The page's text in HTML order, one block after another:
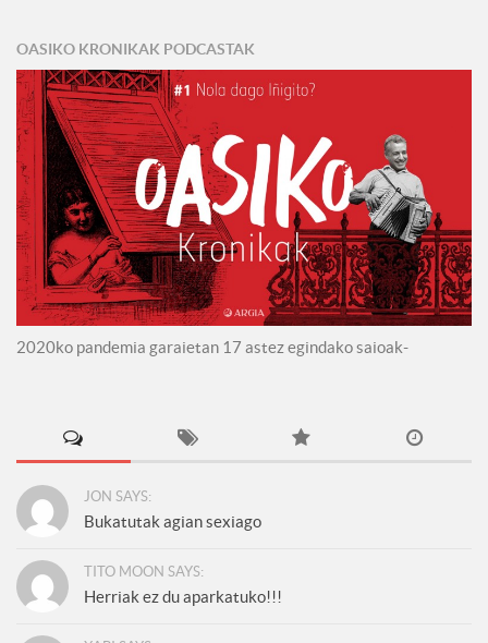
OASIKO KRONIKAK PODCASTAK
2020ko pandemia garaietan 17 astez egindako saioak-
JON SAYS:
Bukatutak agian sexiago
TITO MOON SAYS:
Herriak ez du aparkatuko!!!